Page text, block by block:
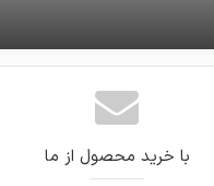
با خرید محصول از ما